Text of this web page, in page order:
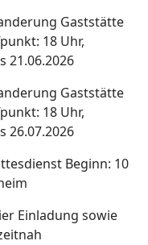
Gaststätte
18 Uhr,
21.06.2026
Gaststätte
18 Uhr,
26.07.2026
Beginn: 10
Einladung sowie